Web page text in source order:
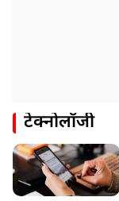
टेक्नोलॉजी